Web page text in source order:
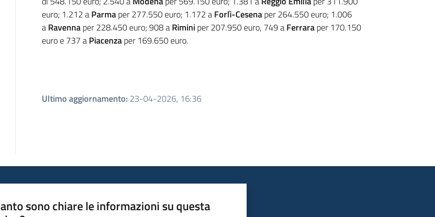
euro; 1.212 aParmaper 277.550 euro; 1.172 aForlì-Cesenaper 264.550 euro; 1.006
aRavennaper 228.450 euro; 908 aRiminiper 207.950 euro, 749 aFerraraper 170.150
euro e 737 aPiacenzaper 169.650 euro.
Ultimo aggiornamento:23-04-2026, 16:36
sono chiare le informazioni su questa